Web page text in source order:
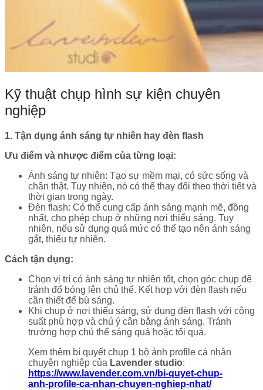
Kỹ thuật chụp hình sự kiện chuyên
nghiệp
1. Tận dụng ánh sáng tự nhiên hay đèn flash
Ưu điểm và nhược điểm của từng loại:
Ánh sáng tự nhiên: Tạo sự mềm mại, có sức sống và
chân thật. Tuy nhiên, nó có thể thay đổi theo thời tiết và
thời gian trong ngày.
Đèn flash: Có thể cung cấp ánh sáng mạnh mẽ, đồng
nhất, cho phép chụp ở những nơi thiếu sáng. Tuy
nhiên, nếu sử dụng quá mức có thể tạo nên ánh sáng
gắt, thiếu tự nhiên.
Cách tận dụng:
Chọn vị trí có ánh sáng tự nhiên tốt, chọn góc chụp để
tránh đổ bóng lên chủ thể. Kết hợp với đèn flash nếu
cần thiết để bù sáng.
Khi chụp ở nơi thiếu sáng, sử dụng đèn flash với công
suất phù hợp và chú ý cân bằng ánh sáng. Tránh
trường hợp chủ thể sáng quá hoặc tối quá.
Xem thêm bí quyết chụp 1 bộ ảnh profile cá nhân
chuyên nghiệp của Lavender studio:
https://www.lavender.com.vn/bi-quyet-chup-
anh-profile-ca-nhan-chuyen-nghiep-nhat/